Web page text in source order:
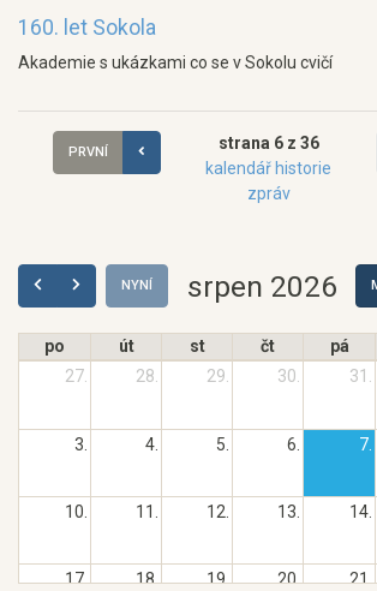
160. let Sokola
Akademie s ukázkami co se v Sokolu cvičí
PRVNÍ
strana 6 z 36
kalendář historie
zpráv
NYNÍ srpen 2026
po út st čt pá
27.
28. 29. 30. 31.
3. 4. 5. 6. 7.
10. 11. 12. 13. 14.
17. 18. 19. 20. 21.